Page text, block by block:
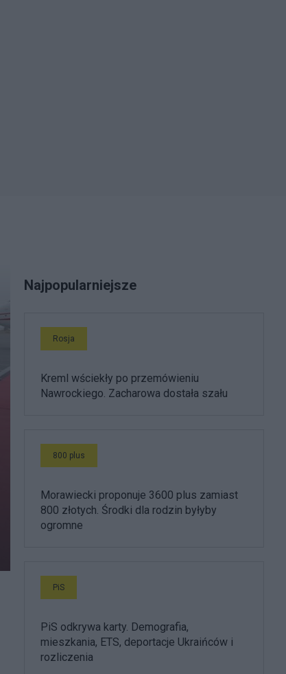
Najpopularniejsze
Rosja
Kreml wściekły po przemówieniu
Nawrockiego. Zacharowa dostała szału
800 plus
Morawiecki proponuje 3600 plus zamiast
800 złotych. Środki dla rodzin byłyby
ogromne
PiS
PiS odkrywa karty. Demografia,
mieszkania, ETS, deportacje Ukraińców i
rozliczenia